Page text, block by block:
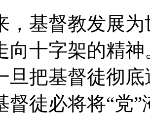
，基督教发展
向十字架的精
旦把基督徒彻
督徒必将将“党”